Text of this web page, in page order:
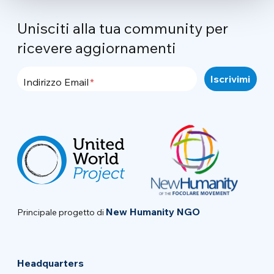
Unisciti alla tua community per
ricevere aggiornamenti
Indirizzo Email
Principale progetto di New Humanity NGO
Headquarters